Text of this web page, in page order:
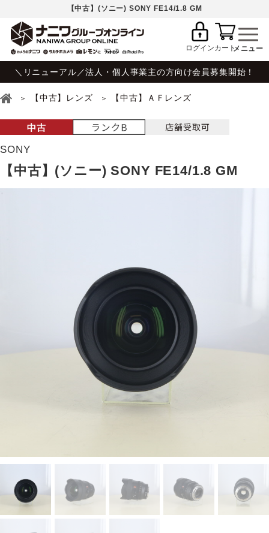
【中古】(ソニー) SONY FE14/1.8 GM
ログインカート
＼リニューアル／法人・個人事業主の方向け会員募集開始！
【中古】レンズ 【中古】ＡＦレンズ
SONY
【中古】(ソニー) SONY FE14/1.8 GM